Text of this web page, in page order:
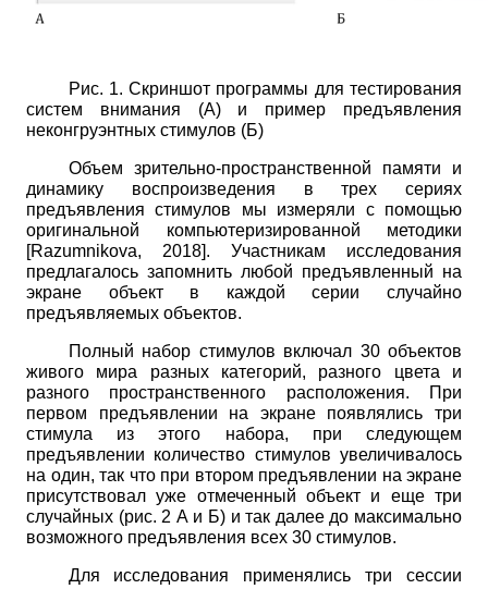
Рис. 1. Скриншот программы для тестирования
систем внимания (А) и пример предъявления
неконгруэнтных стимулов (Б)
Объем зрительно-пространственной памяти и
динамику воспроизведения в трех сериях
предъявления стимулов мы измеряли с помощью
оригинальной компьютеризированной методики
[Razumnikova, 2018]. Участникам исследования
предлагалось запомнить любой предъявленный на
экране объект в каждой серии случайно
предъявляемых объектов.
Полный набор стимулов включал 30 объектов
живого мира разных категорий, разного цвета и
разного пространственного расположения. При
первом предъявлении на экране появлялись три
стимула из этого набора, при следующем
предъявлении количество стимулов увеличивалось
на один, так что при втором предъявлении на экране
присутствовал уже отмеченный объект и еще три
случайных (рис. 2 А и Б) и так далее до максимально
возможного предъявления всех 30 стимулов.
Для исследования применялись три сессии